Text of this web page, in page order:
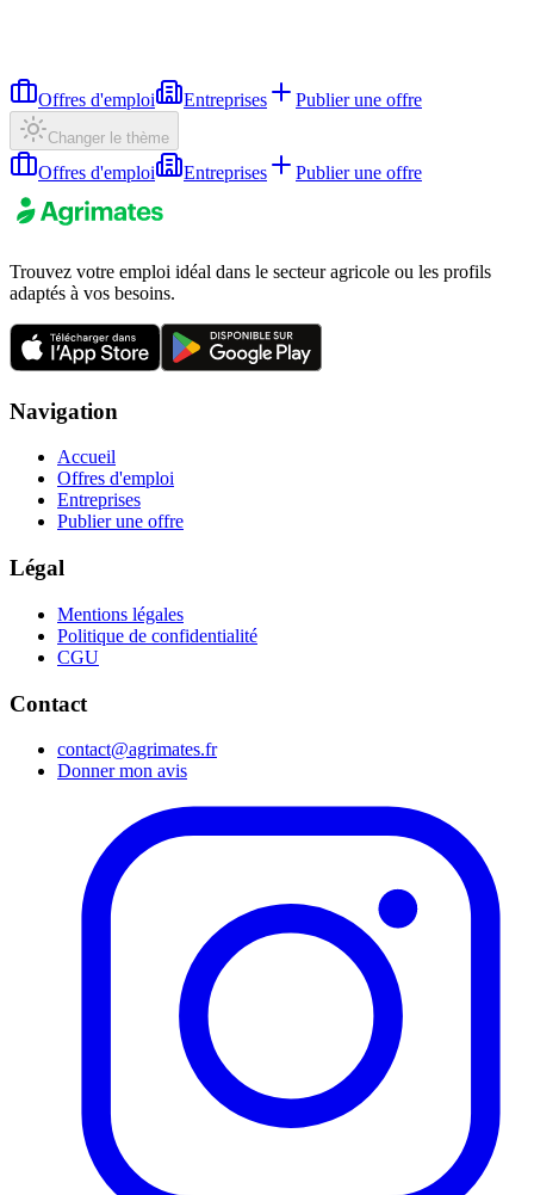
Offres d'emploi Entreprises Publier une offre
Changer le thème
Offres d'emploi Entreprises Publier une offre
Trouvez votre emploi idéal dans le secteur agricole ou les profils
adaptés à vos besoins.
Navigation
Accueil
Offres d'emploi
Entreprises
Publier une offre
Légal
Mentions légales
Politique de confidentialité
CGU
Contact
contact@agrimates.fr
Donner mon avis